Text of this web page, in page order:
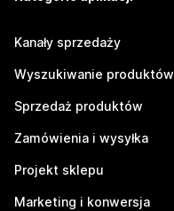
Kanały sprzedaży
Wyszukiwanie produktów
Sprzedaż produktów
Zamówienia i wysyłka
Projekt sklepu
Marketing i konwersja